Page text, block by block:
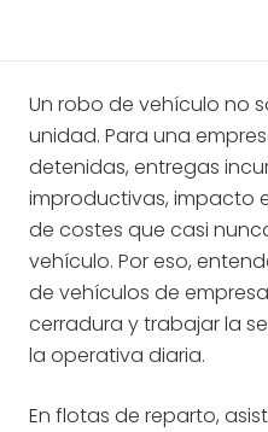
Un robo de vehículo no
unidad. Para una
detenidas, entregas
improductivas, impacto
de costes que casi
vehículo. Por eso,
de vehículos de
cerradura y trabajar la
la operativa diaria.
En flotas de reparto,